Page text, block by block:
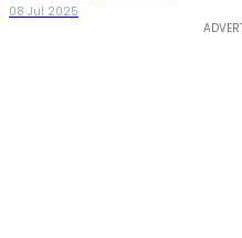
08 Jul 2025